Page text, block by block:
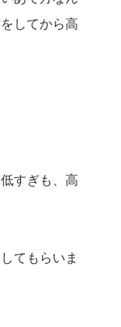
してから高
すぎも、高
てもらいま